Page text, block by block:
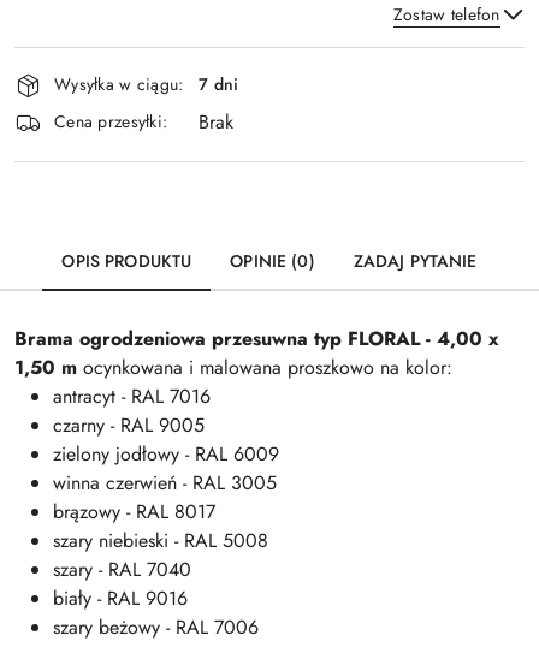
Zostaw telefon
Dostępność
i
dostawa
Wysyłka w ciągu:
7 dni
Cena przesyłki:
Brak
OPIS PRODUKTU OPINIE (0) ZADAJ PYTANIE
Brama ogrodzeniowa przesuwna typ FLORAL - 4,00 x
1,50 m ocynkowana i malowana proszkowo na kolor:
antracyt - RAL 7016
czarny - RAL 9005
zielony jodłowy - RAL 6009
winna czerwień - RAL 3005
brązowy - RAL 8017
szary niebieski - RAL 5008
szary - RAL 7040
biały - RAL 9016
szary beżowy - RAL 7006